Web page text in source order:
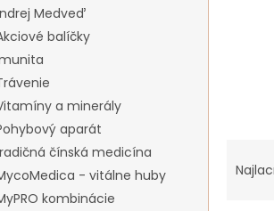
Medveď
balíčky
a minerály
aparát
čínská medicína
- vitálne huby
kombinácie